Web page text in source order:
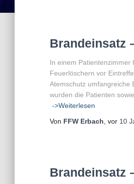
Brandeinsatz
In einem Patientenzimmer
Feuerlöschern vor
Atemschutz umfangreiche
wurden die Patienten
->Weiterlesen
Von FFW Erbach , vor 10
Brandeinsatz